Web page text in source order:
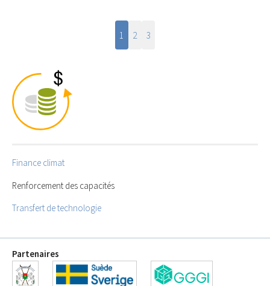
1 2 3
Finance climat
Renforcement des capacités
Transfert de technologie
Partenaires